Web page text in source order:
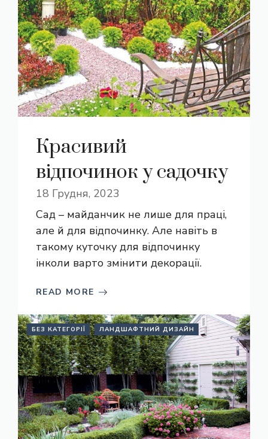
Красивий
відпочинок у садочку
18 Грудня, 2023
Сад – майданчик не лише для праці,
але й для відпочинку. Але навіть в
такому куточку для відпочинку
інколи варто змінити декорації.
READ MORE
БЕЗ КАТЕГОРІЇ ЛАНДШАФТНИЙ ДИЗАЙН